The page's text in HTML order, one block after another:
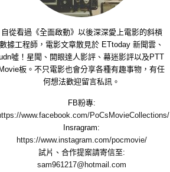
自從看過《全面啟動》以後深深愛上電影的斜槓
數據工程師，電影文章散見於 ETtoday 新聞雲、
噓！星聞、開眼達人影評、幕迷影評以及PTT
Movie板。不只電影也會分享各種有趣事物，有任
何想法歡迎留言私訊。
FB粉專:
www.facebook.com/PoCsMovieCollections/
Insragram:
https://www.instagram.com/pocmovie/
試片、合作提案請寄信至:
sam961217@hotmail.com